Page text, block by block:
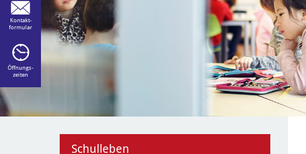
Schulleben
Kontakt-
formular
Öffnungs-
zeiten